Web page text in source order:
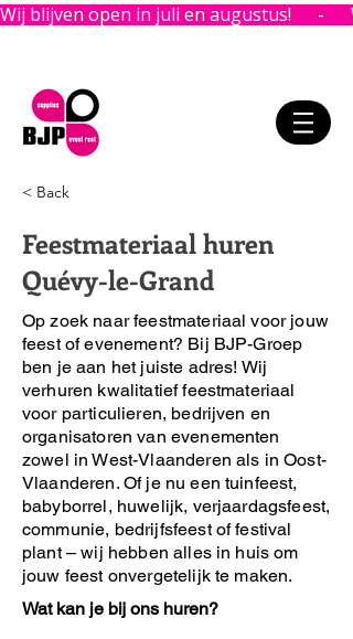
Wij blijven open in juli en augustus!      -
< Back
Feestmateriaal huren
Quévy-le-Grand
Op zoek naar feestmateriaal voor jouw
feest of evenement? Bij BJP-Groep
ben je aan het juiste adres! Wij
verhuren kwalitatief feestmateriaal
voor particulieren, bedrijven en
organisatoren van evenementen
zowel in West-Vlaanderen als in Oost-
Vlaanderen. Of je nu een tuinfeest,
babyborrel, huwelijk, verjaardagsfeest,
communie, bedrijfsfeest of festival
plant – wij hebben alles in huis om
jouw feest onvergetelijk te maken.
Wat kan je bij ons huren?